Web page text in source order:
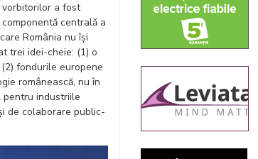
a fost
centrală a
România nu își
trei idei-cheie: (1) o
fondurile europene
românească, nu în
pentru industriile
de colaborare public-